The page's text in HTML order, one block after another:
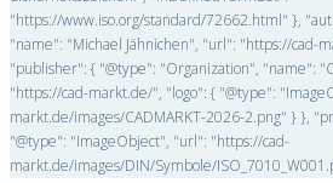
"https://www.iso.org/standard/72662.html" },
"name": "Michael Jähnichen", "url": "https://cad-
"publisher": { "@type": "Organization", "name":
"https://cad-markt.de/", "logo": { "@type":
markt.de/images/CADMARKT-2026-2.png" } },
"@type": "ImageObject", "url": "https://cad-
markt.de/images/DIN/Symbole/